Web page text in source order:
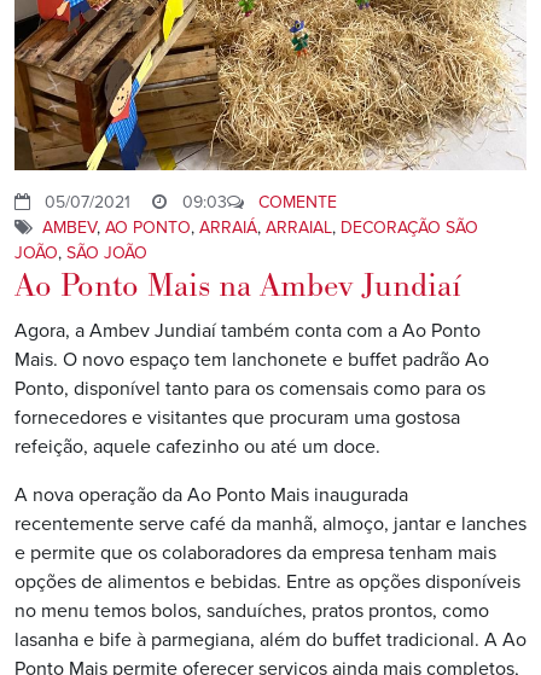
05/07/2021 09:03
COMENTE
AMBEV, AO PONTO, ARRAIÁ, ARRAIAL, DECORAÇÃO SÃO
JOÃO, SÃO JOÃO
Ao Ponto Mais na Ambev Jundiaí
Agora, a Ambev Jundiaí também conta com a Ao Ponto
Mais. O novo espaço tem lanchonete e buffet padrão Ao
Ponto, disponível tanto para os comensais como para os
fornecedores e visitantes que procuram uma gostosa
refeição, aquele cafezinho ou até um doce.
A nova operação da Ao Ponto Mais inaugurada
recentemente serve café da manhã, almoço, jantar e lanches
e permite que os colaboradores da empresa tenham mais
opções de alimentos e bebidas. Entre as opções disponíveis
no menu temos bolos, sanduíches, pratos prontos, como
lasanha e bife à parmegiana, além do buffet tradicional. A Ao
Ponto Mais permite oferecer serviços ainda mais completos,